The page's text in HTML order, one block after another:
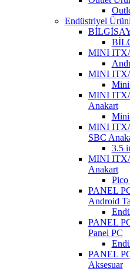
Endüstriyel
MINI ITX/
MINI ITX/
Mini
MINI
Anakart
MINI ITX/
SBC
3.5
MINI ITX/
Anakart
PANEL
Android
PANEL
Panel PC
PANEL
Aksesuar